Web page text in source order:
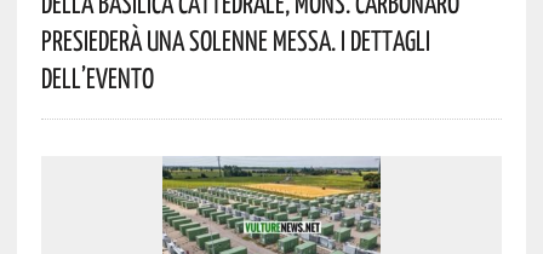
Presiederà Una Solenne Messa. I Dettagli
Dell’evento